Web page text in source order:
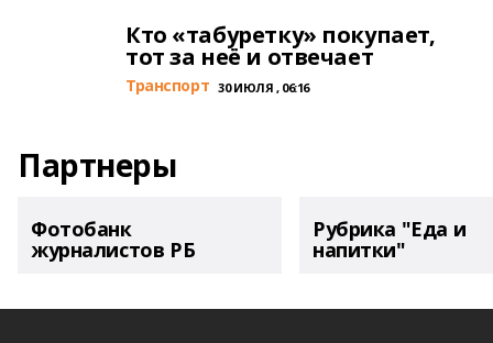
Кто «табуретку» покупает,
тот за неё и отвечает
Транспорт 30 ИЮЛЯ , 06:16
Партнеры
Фотобанк
журналистов РБ
Рубрика "Еда и
напитки"